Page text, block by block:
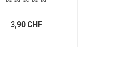
3,90 CHF